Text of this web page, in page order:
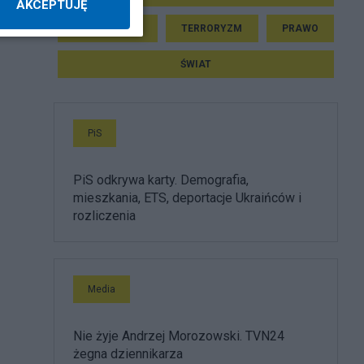
DONALD TUSK TERRORYZM PRAWO
ŚWIAT
PiS
PiS odkrywa karty. Demografia,
mieszkania, ETS, deportacje Ukraińców i
rozliczenia
Media
Nie żyje Andrzej Morozowski. TVN24
żegna dziennikarza
AKCEPTUJĘ